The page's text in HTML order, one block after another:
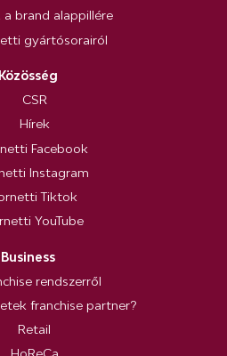
a brand alappillére
gyártósorairól
Közösség
CSR
Hírek
Facebook
Instagram
Tiktok
YouTube
Business
rendszerről
franchise partner?
Retail